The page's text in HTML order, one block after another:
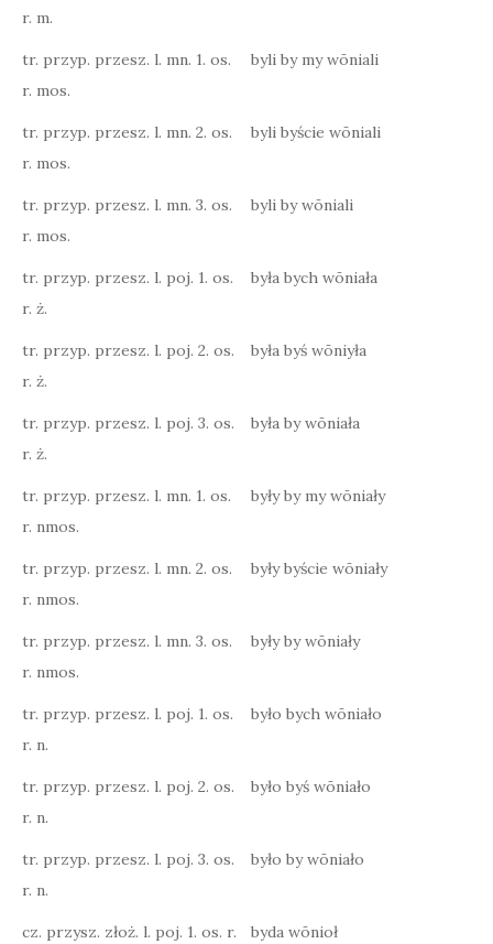
r. m.
tr. przyp. przesz. l. mn. 1. os.
r. mos.
byli by my wōniali
tr. przyp. przesz. l. mn. 2. os.
r. mos.
byli byście wōniali
tr. przyp. przesz. l. mn. 3. os.
r. mos.
byli by wōniali
tr. przyp. przesz. l. poj. 1. os.
r. ż.
była bych wōniała
tr. przyp. przesz. l. poj. 2. os.
r. ż.
była byś wōniyła
tr. przyp. przesz. l. poj. 3. os.
r. ż.
była by wōniała
tr. przyp. przesz. l. mn. 1. os.
r. nmos.
były by my wōniały
tr. przyp. przesz. l. mn. 2. os.
r. nmos.
były byście wōniały
tr. przyp. przesz. l. mn. 3. os.
r. nmos.
były by wōniały
tr. przyp. przesz. l. poj. 1. os.
r. n.
było bych wōniało
tr. przyp. przesz. l. poj. 2. os.
r. n.
było byś wōniało
tr. przyp. przesz. l. poj. 3. os.
r. n.
było by wōniało
cz. przysz. złoż. l. poj. 1. os. r.
byda wōnioł